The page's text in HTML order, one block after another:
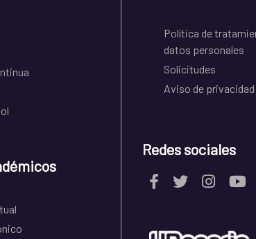
Política de
datos personales
Solicitudes
Aviso de privacidad
Redes sociales